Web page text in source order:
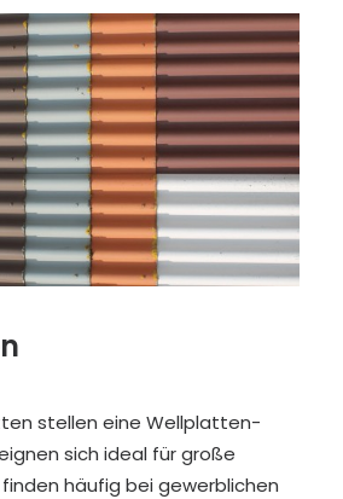
stellen eine Wellplatten-
sich ideal für große
häufig bei gewerblichen